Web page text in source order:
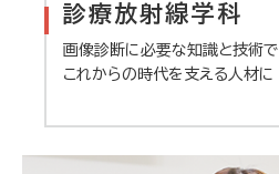
診療放射線学科
画像診断に必要な知識と技術で
これからの時代を支える人材に